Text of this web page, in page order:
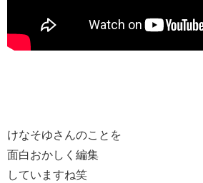
けなそゆさんのことを
面白おかしく編集
していますね笑